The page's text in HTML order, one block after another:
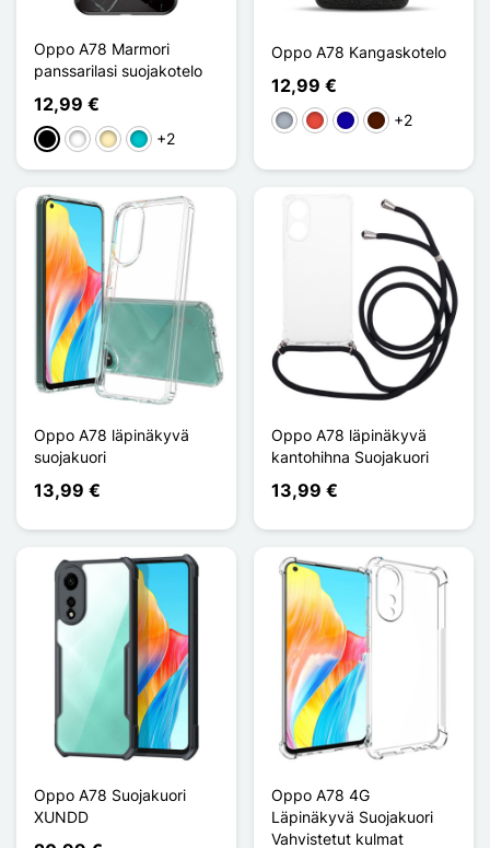
Oppo A78 Marmori
panssarilasi suojakotelo
12,99 €
MustaValkoinen
DoréTurquoise
+2
Oppo A78 Kangaskotelo
12,99 €
HarmaaPunainenBleu Foncé
Marron Foncé
+2
Oppo A78 läpinäkyvä
suojakuori
13,99 €
Oppo A78 läpinäkyvä
kantohihna Suojakuori
13,99 €
Oppo A78 Suojakuori
XUNDD
Oppo A78 4G
Läpinäkyvä Suojakuori
Vahvistetut kulmat